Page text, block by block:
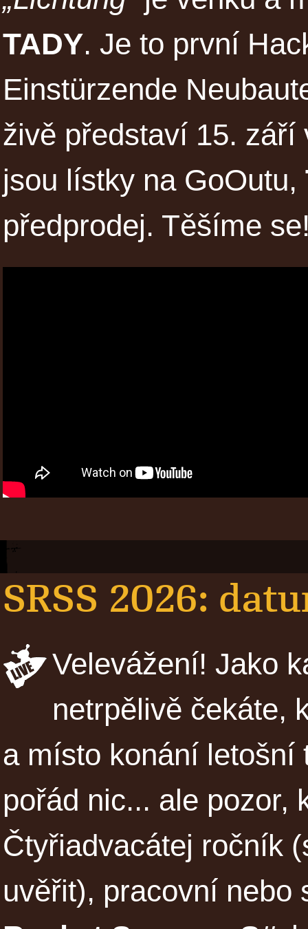
TADY. Je to první
Einstürzende
živě představí 15.
jsou lístky na GoOutu,
předprodej. Těšíme
SRSS 2026:
Velevážení! Jako
netrpělivě čekáte,
a místo konání letošní
pořád nic... ale pozor,
Čtyřiadvacátej ročník
uvěřit), pracovní